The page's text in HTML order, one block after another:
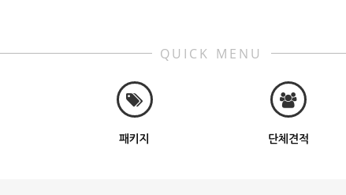
QUICK MENU
패키지 단체견적